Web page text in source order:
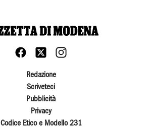
Redazione
Scriveteci
Pubblicità
Privacy
Codice Etico e Modello 231